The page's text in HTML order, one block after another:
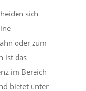
sich
oder zum
ist das
im Bereich
bietet unter